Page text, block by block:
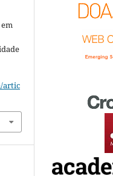
artic